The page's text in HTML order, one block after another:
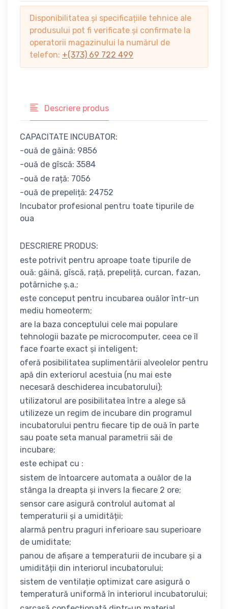
Disponibilitatea și specificațiile tehnice ale
produsului pot fi verificate și confirmate la
operatorii magazinului la numărul de
telefon: +(373) 69 722 499
Descriere produs
CAPACITATE INCUBATOR:
-ouă de găină: 9856
-ouă de gîscă: 3584
-ouă de rață: 7056
-ouă de prepeliță: 24752
Incubator profesional pentru toate tipurile de
oua
DESCRIERE PRODUS:
este potrivit pentru aproape toate tipurile de
ouă: găină, gîscă, rață, prepeliță, curcan, fazan,
potârniche ș.a.;
este conceput pentru incubarea ouălor într-un
mediu homeoterm;
are la baza conceptului cele mai populare
tehnologii bazate pe microcomputer, ceea ce îl
face foarte exact și inteligent;
oferă posibilitatea suplimentării alveolelor pentru
apă din exteriorul acestuia (nu mai este
necesară deschiderea incubatorului);
utilizatorul are posibilitatea între a alege să
utilizeze un regim de incubare din programul
incubatorului pentru fiecare tip de ouă în parte
sau poate seta manual parametrii săi de
incubare;
este echipat cu :
sistem de întoarcere automata a ouălor de la
stânga la dreapta și invers la fiecare 2 ore;
sensor care asigură controlul automat al
temperaturii și a umidității;
alarmă pentru praguri inferioare sau superioare
de umiditate;
panou de afișare a temperaturii de incubare și a
umidității din interiorul incubatorului;
sistem de ventilație optimizat care asigură o
temperatură uniformă în interiorul incubatorului;